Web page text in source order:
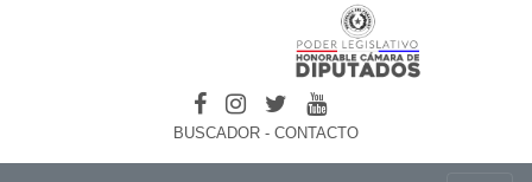
BUSCADOR - CONTACTO